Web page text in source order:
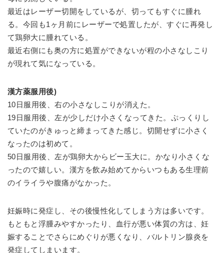
最近はレーザー切開をしているが、切ってもすぐに腫れ
る。今回も1ヶ月前にレーザーで処置したが、すぐに再発し
て鶏卵大に腫れている。
最近右側にも奥の方に処置ができないが程の小さなしこり
が現れて気になっている。
漢方薬服用後)
10日服用後、右の小さなしこりが消えた。
19日服用後、左が少しだけ小さくなってきた。ぷっくりし
ていたのがきゅっと締まってきた感じ。切開せずに小さく
なったのは初めて。
50日服用後、左が鶏卵大からビー玉大に。かなり小さくな
ったので嬉しい。漢方を飲み始めてからいつもある生理前
のイライラや腹痛がなかった。
妊娠時に発症し、その後慢性化してしまう方は多いです。
もともと浮腫みやすかったり、血行が悪い体質の方は、妊
娠することでさらにめぐりが悪くなり、バルトリン腺炎を
発症してしまいます。